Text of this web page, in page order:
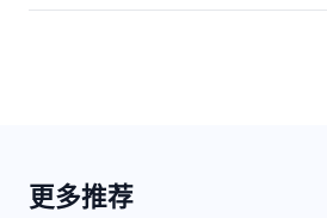
更多推荐